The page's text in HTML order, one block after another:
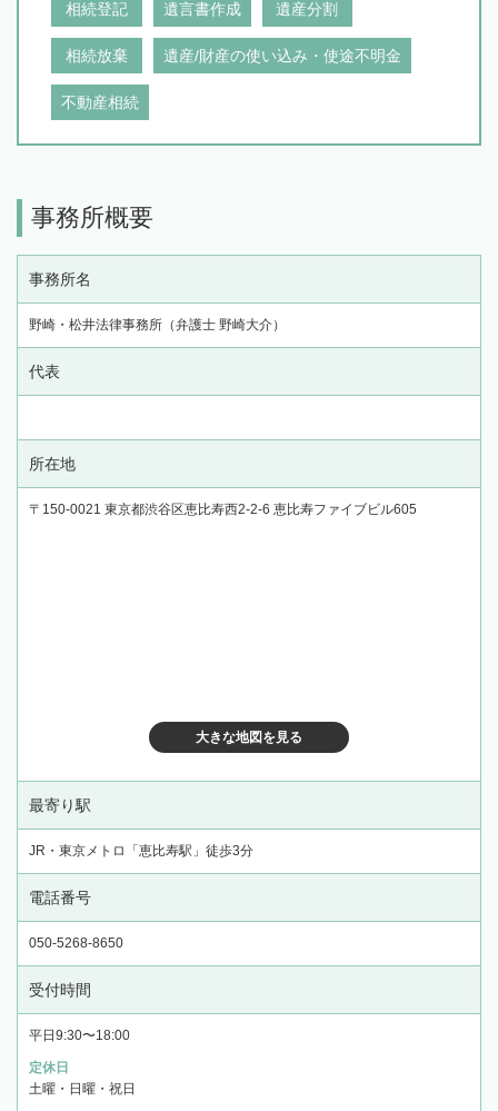
相続登記 遺言書作成 遺産分割
相続放棄 遺産/財産の使い込み・使途不明金
不動産相続
事務所概要
事務所名
野崎・松井法律事務所（弁護士 野崎大介）
代表
所在地
〒150-0021 東京都渋谷区恵比寿西2-2-6 恵比寿ファイブビル605
大きな地図を見る
最寄り駅
JR・東京メトロ「恵比寿駅」徒歩3分
電話番号
050-5268-8650
受付時間
平日9:30〜18:00
定休日
土曜・日曜・祝日